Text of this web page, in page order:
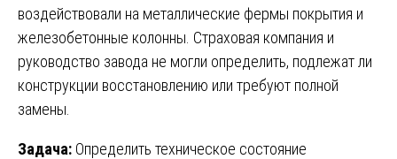
воздействовали на металлические фермы покрытия и
железобетонные колонны. Страховая компания и
руководство завода не могли определить, подлежат ли
конструкции восстановлению или требуют полной
замены.
Задача: Определить техническое состояние